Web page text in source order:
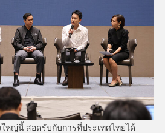
นี้ สอดรับกับการที่ประเทศไทยได้